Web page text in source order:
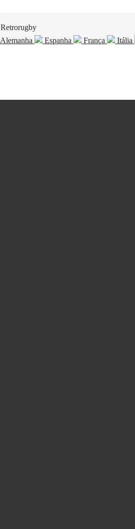
Retrorugby
Alemanha
Espanha França Itália